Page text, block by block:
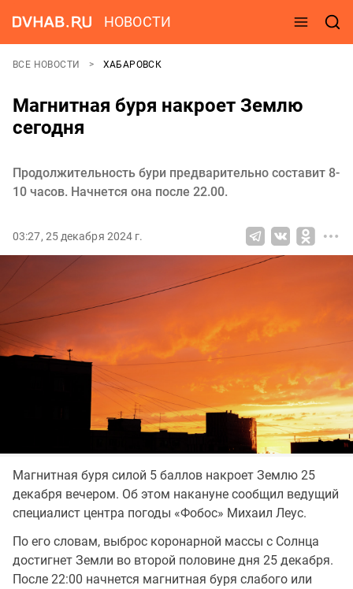
НОВОСТИ
ВСЕ НОВОСТИ ХАБАРОВСК
Магнитная буря накроет Землю
сегодня
Продолжительность бури предварительно составит 8-
10 часов. Начнется она после 22.00.
03:27, 25 декабря 2024 г.
Магнитная буря силой 5 баллов накроет Землю 25
декабря вечером. Об этом накануне сообщил ведущий
специалист центра погоды «Фобос» Михаил Леус.
По его словам, выброс коронарной массы с Солнца
достигнет Земли во второй половине дня 25 декабря.
После 22:00 начнется магнитная буря слабого или